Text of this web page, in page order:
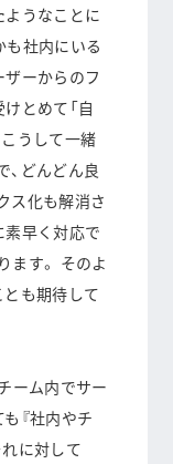
ようなことに
も社内にいる
ザーからのフ
けとめて「自
こうして一緒
、どんどん良
ス化も解消さ
素早く対応で
ます。 そのよ
とも期待して
ーム内でサー
『社内やチ
に対して